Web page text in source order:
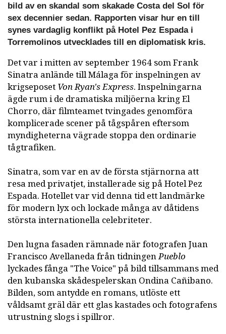
bild av en skandal som skakade Costa del Sol för
sex decennier sedan. Rapporten visar hur en till
synes vardaglig konflikt på Hotel Pez Espada i
Torremolinos utvecklades till en diplomatisk kris.
Det var i mitten av september 1964 som Frank
Sinatra anlände till Málaga för inspelningen av
krigseposet Von Ryan's Express. Inspelningarna
ägde rum i de dramatiska miljöerna kring El
Chorro, där filmteamet tvingades genomföra
komplicerade scener på tågspåren eftersom
myndigheterna vägrade stoppa den ordinarie
tågtrafiken.
Sinatra, som var en av de första stjärnorna att
resa med privatjet, installerade sig på Hotel Pez
Espada. Hotellet var vid denna tid ett landmärke
för modern lyx och lockade många av dåtidens
största internationella celebriteter.
Den lugna fasaden rämnade när fotografen Juan
Francisco Avellaneda från tidningenPueblo
lyckades fånga "The Voice" på bild tillsammans med
den kubanska skådespelerskan Ondina Cañibano.
Bilden, som antydde en romans, utlöste ett
våldsamt gräl där ett glas kastades och fotografens
utrustning slogs i spillror.